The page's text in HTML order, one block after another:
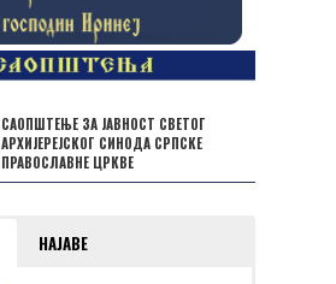
САОПШТЕЊЕ ЗА ЈАВНОСТ СВЕТОГ
АРХИЈЕРЕЈСКОГ СИНОДА СРПСКЕ
ПРАВОСЛАВНЕ ЦРКВЕ
НАЈАВЕ